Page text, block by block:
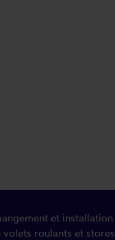
et installation
volets roulants et stores